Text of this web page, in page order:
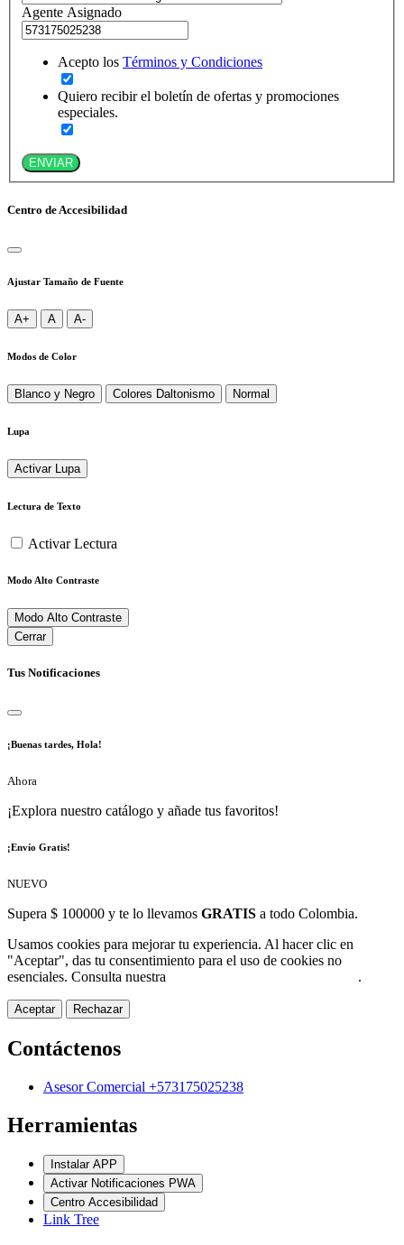
Agente Asignado
Acepto los Términos y Condiciones
Quiero recibir el boletín de ofertas y promociones
especiales.
ENVIAR
Centro de Accesibilidad
Ajustar Tamaño de Fuente
A+ A A-
Modos de Color
Blanco y Negro Colores Daltonismo Normal
Lupa
Activar Lupa
Lectura de Texto
Activar Lectura
Modo Alto Contraste
Modo Alto Contraste
Cerrar
Tus Notificaciones
¡Buenas tardes, Hola!
Ahora
¡Explora nuestro catálogo y añade tus favoritos!
¡Envío Gratis!
NUEVO
Supera $ 100000 y te lo llevamos GRATIS a todo Colombia.
Usamos cookies para mejorar tu experiencia. Al hacer clic en
"Aceptar", das tu consentimiento para el uso de cookies no
esenciales. Consulta nuestra
.
Aceptar Rechazar
Contáctenos
Asesor Comercial +573175025238
Herramientas
Instalar APP
Activar Notificaciones PWA
Centro Accesibilidad
Link Tree